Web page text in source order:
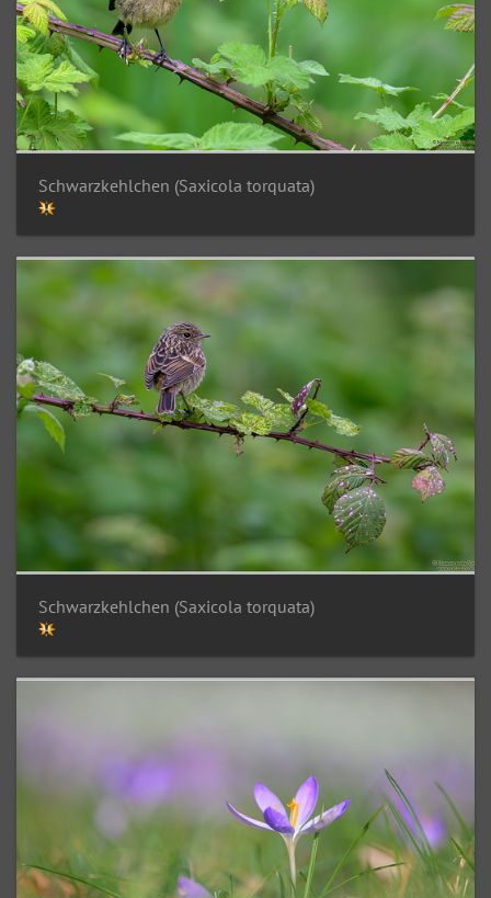
Schwarzkehlchen (Saxicola torquata)
Schwarzkehlchen (Saxicola torquata)